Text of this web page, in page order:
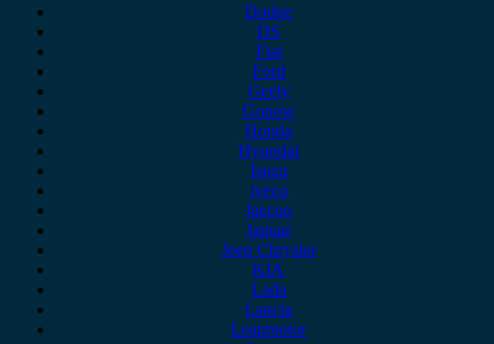
Dodge
DS
Fiat
Ford
Geely
Gonow
Honda
Hyundai
Isuzu
iveco
Jaecoo
Jaguar
Jeep Chrysler
KIA
Lada
Lancia
Leapmotor